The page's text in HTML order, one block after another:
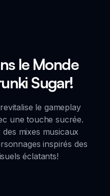
le Monde
Sugar!
le gameplay
une touche sucrée.
mixes musicaux
inspirés des
éclatants!